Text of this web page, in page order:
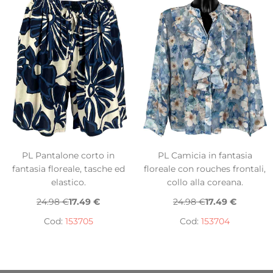
PL Pantalone corto in
fantasia floreale, tasche ed
elastico.
24.98 €17.49 €
Cod: 153705
PL Camicia in fantasia
floreale con rouches frontali,
collo alla coreana.
24.98 €17.49 €
Cod: 153704